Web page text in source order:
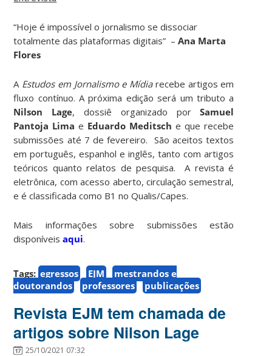
“Hoje é impossível o jornalismo se dissociar
totalmente das plataformas digitais” –Ana Marta
Flores
A Estudos em Jornalismo e Mídiarecebe artigos em
fluxo contínuo. A próxima edição será um tributo a
Nilson Lage, dossiê organizado porSamuel
Pantoja Lima e Eduardo Meditsch e que recebe
submissões até 7 de fevereiro. São aceitos textos
em português, espanhol e inglês, tanto com artigos
teóricos quanto relatos de pesquisa. A revista é
eletrônica, com acesso aberto, circulação semestral,
e é classificada como B1 no Qualis/Capes.
Mais informações sobre submissões estão
disponíveisaqui.
Tags: egressos EJM
mestrandos e
doutorandos
professores publicações
Revista EJM tem chamada de
artigos sobre Nilson Lage
25/10/2021 07:32